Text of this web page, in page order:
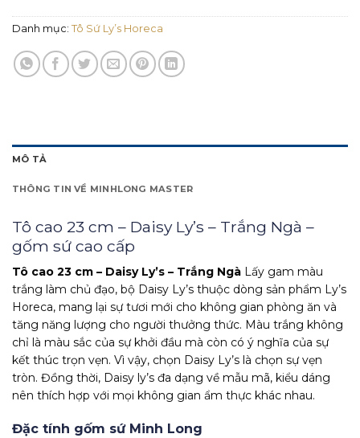
Danh mục: Tô Sứ Ly’s Horeca
MÔ TẢ
THÔNG TIN VỀ MINHLONG MASTER
Tô cao 23 cm – Daisy Ly’s – Trắng Ngà –
gốm sứ cao cấp
Tô cao 23 cm – Daisy Ly’s – Trắng Ngà Lấy gam màu
trắng làm chủ đạo, bộ Daisy Ly’s thuộc dòng sản phẩm Ly’s
Horeca, mang lại sự tươi mới cho không gian phòng ăn và
tăng năng lượng cho người thưởng thức. Màu trắng không
chỉ là màu sắc của sự khởi đầu mà còn có ý nghĩa của sự
kết thúc trọn vẹn. Vì vậy, chọn Daisy Ly’s là chọn sự vẹn
tròn. Đồng thời, Daisy ly’s đa dạng về mẫu mã, kiểu dáng
nên thích hợp với mọi không gian ẩm thực khác nhau.
Đặc tính gốm sứ Minh Long